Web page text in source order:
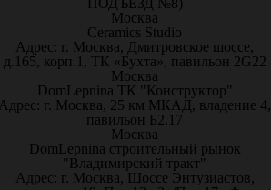
ПОДЪЕЗД №8)
Москва
Ceramics Studio
Адрес: г. Москва, Дмитровское шоссе,
д.165, корп.1, ТК «Бухта», павильон 2G22
Москва
DomLepnina ТК "Конструктор"
г. Москва, 25 км МКАД, владение 4,
павильон Б2.17
Москва
DomLepnina строительный рынок
"Владимирский тракт"
Адрес: г. Москва, Шоссе Энтузиастов,